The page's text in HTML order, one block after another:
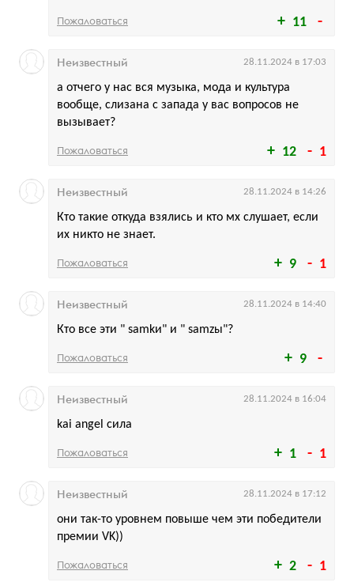
11
Пожаловаться
12 1
а отчего у нас вся музыка, мода и культура
вообще, слизана с запада у вас вопросов не
вызывает?
Неизвестный 28.11.2024 в 17:03
Пожаловаться
9 1
Кто такие откуда взялись и кто мх слушает, если
их никто не знает.
Неизвестный 28.11.2024 в 14:26
Пожаловаться
9
Кто все эти " samkи" и " samzы"?
Неизвестный 28.11.2024 в 14:40
Пожаловаться
1 1
kai angel сила
Неизвестный 28.11.2024 в 16:04
Пожаловаться
2 1
они так-то уровнем повыше чем эти победители
премии VK))
Неизвестный 28.11.2024 в 17:12
Пожаловаться